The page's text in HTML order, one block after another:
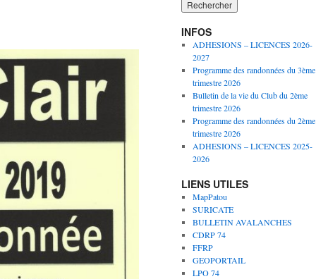
INFOS
ADHESIONS – LICENCES 2026-
2027
Programme des randonnées du 3ème
trimestre 2026
Bulletin de la vie du Club du 2ème
trimestre 2026
Programme des randonnées du 2ème
trimestre 2026
ADHESIONS – LICENCES 2025-
2026
LIENS UTILES
MapPatou
SURICATE
BULLETIN AVALANCHES
CDRP 74
FFRP
GEOPORTAIL
LPO 74